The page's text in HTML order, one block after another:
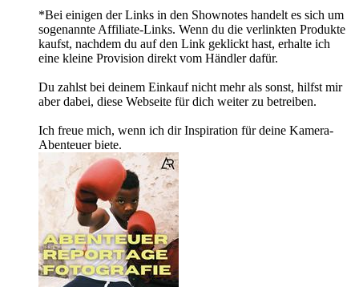
*Bei einigen der Links in den Shownotes handelt es sich um
sogenannte Affiliate-Links. Wenn du die verlinkten Produkte
kaufst, nachdem du auf den Link geklickt hast, erhalte ich
eine kleine Provision direkt vom Händler dafür.
Du zahlst bei deinem Einkauf nicht mehr als sonst, hilfst mir
aber dabei, diese Webseite für dich weiter zu betreiben.
Ich freue mich, wenn ich dir Inspiration für deine Kamera-
Abenteuer biete.